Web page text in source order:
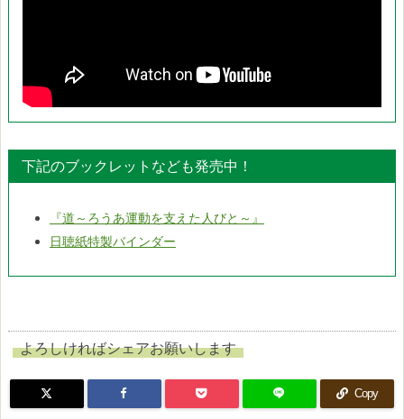
下記のブックレットなども発売中！
『道～ろうあ運動を支えた人びと～』
日聴紙特製バインダー
よろしければシェアお願いします
Copy